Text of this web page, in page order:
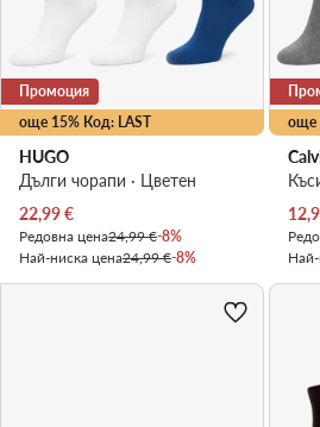
още 15% Код: LAST
Промоция
HUGO
Дълги чорапи · Цветен
Актуална цена
22,99€
Редовна цена24,99 €-8%
Най-ниска цена24,99 €-8%
още